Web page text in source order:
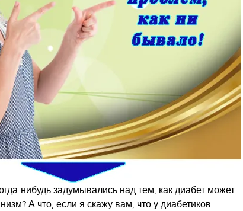
нибудь задумывались над тем, как диабет может
А что, если я скажу вам, что у диабетиков